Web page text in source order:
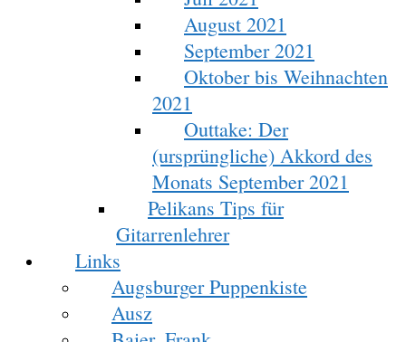
August 2021
September 2021
Oktober bis Weihnachten
2021
Outtake: Der
(ursprüngliche) Akkord des
Monats September 2021
Pelikans Tips für
Gitarrenlehrer
Links
Augsburger Puppenkiste
Ausz